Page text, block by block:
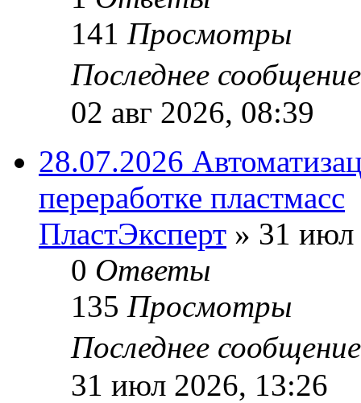
141 Просмотры
Последнее
02 авг 2026, 08:39
28.07.2026
переработке пластмасс
ПластЭксперт » 31 июл
0 Ответы
135 Просмотры
Последнее
31 июл 2026, 13:26